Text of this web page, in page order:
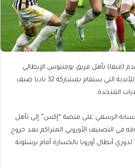
(فيفا) تأهل فريق يوفنتوس الإيطالي
للمشاركة في كأس العالم للأندية التي ستقام بمشاركة 32 ناديا صيف
حسابه الرسمي على منصة “إكس” إلى تأهل
في التصنيف الأوروبي المتراكم بعد خروج
نابولي الإيطالي من دور الـ16 لدوري أبطال أوروبا بالخسارة أمام برشلونة